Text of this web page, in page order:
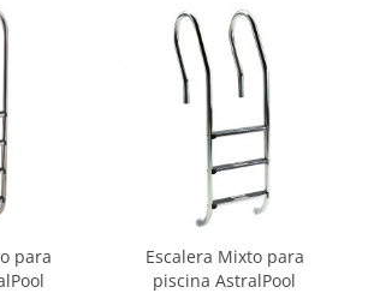
para
Escalera Mixto para
piscina AstralPool